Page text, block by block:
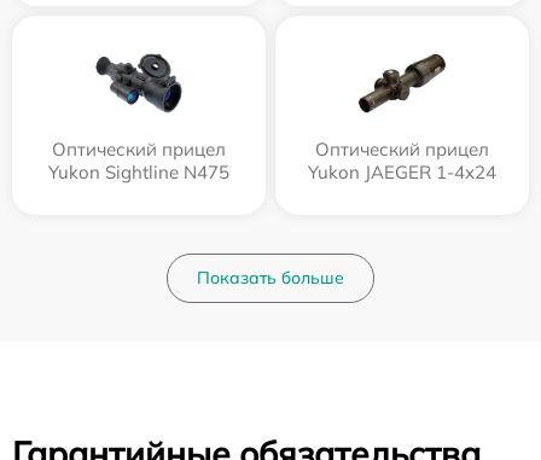
Оптический прицел
Yukon Sightline N475
Оптический прицел
Yukon JAEGER 1-4x24
Показать больше